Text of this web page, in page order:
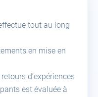
tout au long
en mise en
d’expériences
est évaluée à